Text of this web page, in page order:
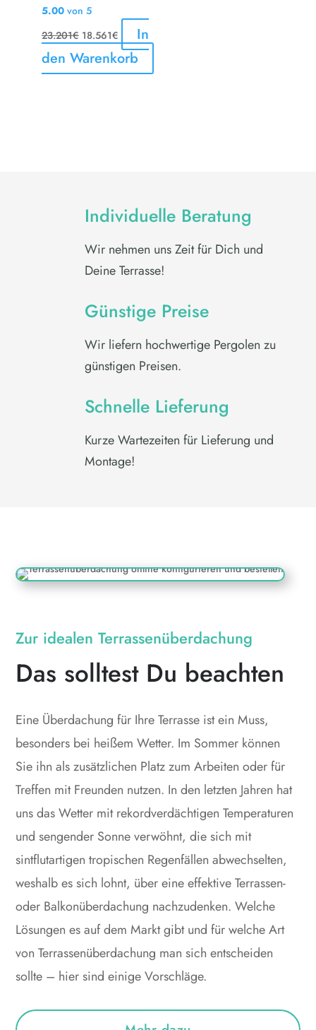
5.00von 5
23.201€ Ursprünglicher
war:
18.561€Aktueller
Preis
ist:
In
den Warenkorb
Individuelle Beratung
Wir nehmen uns Zeit für Dich und
Deine Terrasse!
Günstige Preise
Wir liefern hochwertige Pergolen zu
günstigen Preisen.
Schnelle Lieferung
Kurze Wartezeiten für Lieferung und
Montage!
Zur idealen Terrassenüberdachung
Das solltest Du beachten
Eine Überdachung für Ihre Terrasse ist ein Muss,
besonders bei heißem Wetter. Im Sommer können
Sie ihn als zusätzlichen Platz zum Arbeiten oder für
Treffen mit Freunden nutzen. In den letzten Jahren hat
uns das Wetter mit rekordverdächtigen Temperaturen
und sengender Sonne verwöhnt, die sich mit
sintflutartigen tropischen Regenfällen abwechselten,
weshalb es sich lohnt, über eine effektive Terrassen-
oder Balkonüberdachung nachzudenken. Welche
Lösungen es auf dem Markt gibt und für welche Art
von Terrassenüberdachung man sich entscheiden
sollte – hier sind einige Vorschläge.